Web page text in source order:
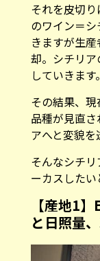
それを皮切
のワイン＝
きますが生
却。シチリ
していきます。
その結果、
品種が見直
アへと変貌を
そんなシチ
ーカスしたい
【産地1
と日照量